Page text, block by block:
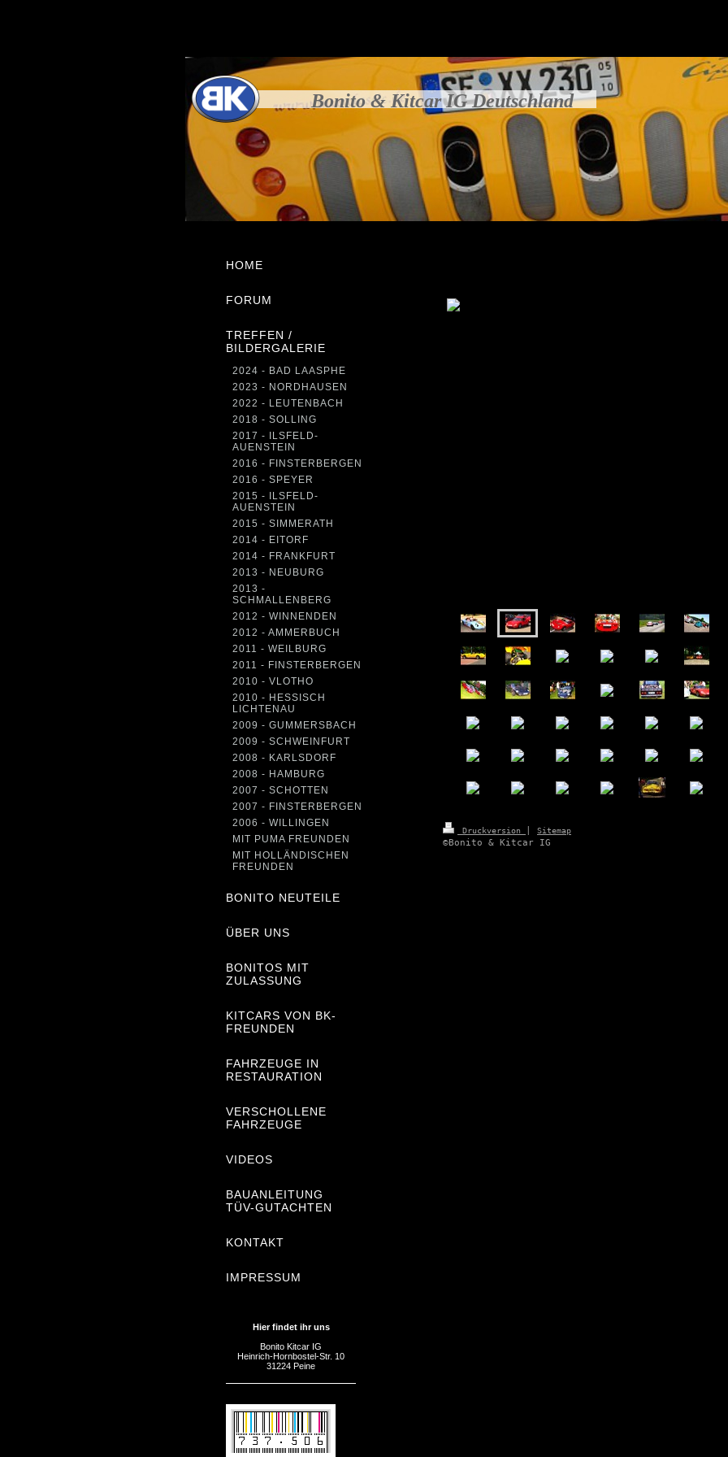
Bonito & Kitcar IG Deutschland
Druckversion Sitemap
©Bonito & Kitcar IG
HOME
FORUM
TREFFEN /
BILDERGALERIE
2024 - BAD LAASPHE
2023 - NORDHAUSEN
2022 - LEUTENBACH
2018 - SOLLING
2017 - ILSFELD-
AUENSTEIN
2016 - FINSTERBERGEN
2016 - SPEYER
2015 - ILSFELD-
AUENSTEIN
2015 - SIMMERATH
2014 - EITORF
2014 - FRANKFURT
2013 - NEUBURG
2013 -
SCHMALLENBERG
2012 - WINNENDEN
2012 - AMMERBUCH
2011 - WEILBURG
2011 - FINSTERBERGEN
2010 - VLOTHO
2010 - HESSISCH
LICHTENAU
2009 - GUMMERSBACH
2009 - SCHWEINFURT
2008 - KARLSDORF
2008 - HAMBURG
2007 - SCHOTTEN
2007 - FINSTERBERGEN
2006 - WILLINGEN
MIT PUMA FREUNDEN
MIT HOLLÄNDISCHEN
FREUNDEN
BONITO NEUTEILE
ÜBER UNS
BONITOS MIT
ZULASSUNG
KITCARS VON BK-
FREUNDEN
FAHRZEUGE IN
RESTAURATION
VERSCHOLLENE
FAHRZEUGE
VIDEOS
BAUANLEITUNG
TÜV-GUTACHTEN
KONTAKT
IMPRESSUM
Hier findet ihr uns
Bonito Kitcar IG
Heinrich-Hornbostel-Str. 10
31224 Peine